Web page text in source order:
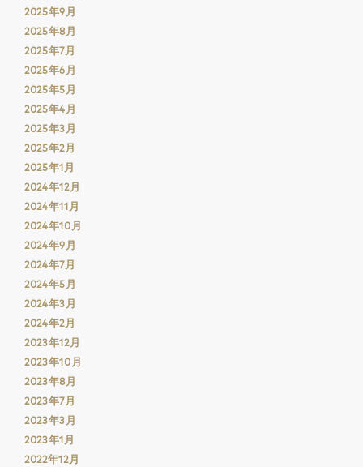
2025年9月
2025年8月
2025年7月
2025年6月
2025年5月
2025年4月
2025年3月
2025年2月
2025年1月
2024年12月
2024年11月
2024年10月
2024年9月
2024年7月
2024年5月
2024年3月
2024年2月
2023年12月
2023年10月
2023年8月
2023年7月
2023年3月
2023年1月
2022年12月